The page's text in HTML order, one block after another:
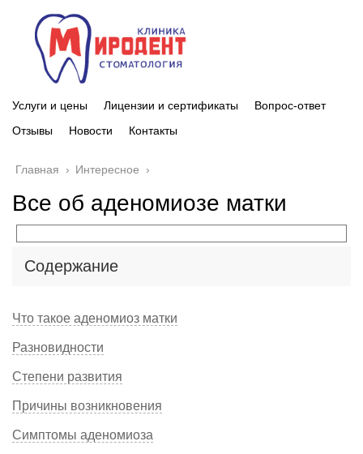
Услуги и цены Лицензии и сертификаты
Вопрос-ответ
Отзывы
Новости Контакты
Главная › Интересное ›
Все об аденомиозе матки
Содержание
Что такое аденомиоз матки
Разновидности
Степени развития
Причины возникновения
Симптомы аденомиоза